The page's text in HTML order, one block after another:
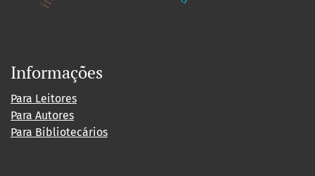
Informações
Para Leitores
Para Autores
Para Bibliotecários